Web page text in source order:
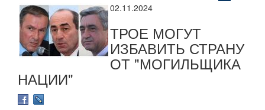
02.11.2024
ТРОЕ МОГУТ
ИЗБАВИТЬ СТРАНУ
ОТ "МОГИЛЬЩИКА
НАЦИИ"